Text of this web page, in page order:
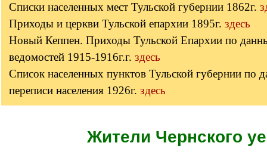
Списки населенных мест Тульской губернии 1862г.
Приходы и церкви Тульской епархии 1895г. здесь
Новый Кеппен. Приходы Тульской Епархии по
ведомостей 1915-1916г.г. здесь
Список населенных пунктов Тульской губернии по
переписи населения 1926г. здесь
Жители Чернского